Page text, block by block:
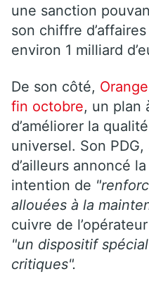
une sanction
son chiffre
environ 1 milliard
De son côté,
fin octobre, un plan
d’améliorer la
universel. Son
d’ailleurs annoncé
intention de
allouées à la
cuivre de
"un dispositif
critiques".